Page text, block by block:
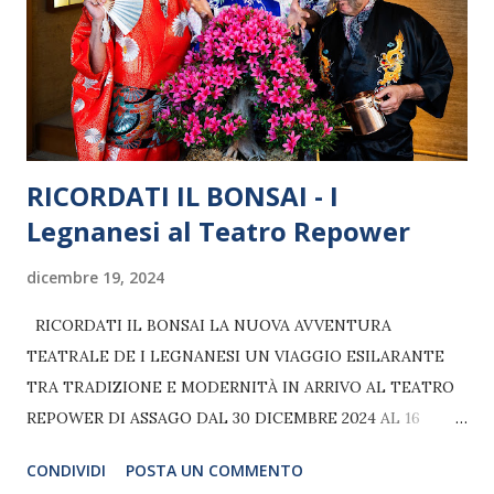
ispirato anche la versione teatrale di Broadway del 2017.
Anastasia, il film d’animazione che ha conquistato una
generazione di adulti e bambini, avrà finalmente il suo
debutto in un’opera teatrale voluta da Broadway Italia, già...
RICORDATI IL BONSAI - I
Legnanesi al Teatro Repower
dicembre 19, 2024
RICORDATI IL BONSAI LA NUOVA AVVENTURA
TEATRALE DE I LEGNANESI UN VIAGGIO ESILARANTE
TRA TRADIZIONE E MODERNITÀ IN ARRIVO AL TEATRO
REPOWER DI ASSAGO DAL 30 DICEMBRE 2024 AL 16
italiani con uno spettacolo inedito, Ricordati il bonsai,
CONDIVIDI
POSTA UN COMMENTO